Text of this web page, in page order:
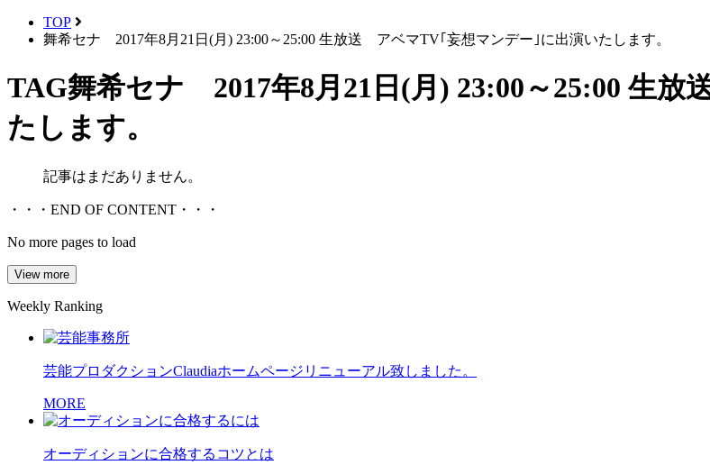
TOP
舞希セナ 2017年8月21日(月) 23:00～25:00 生放送 アベマTV｢妄想マンデー｣に出演いたします。
TAG舞希セナ 2017年8月21日(月) 23:00～25:00 生
たします。
記事はまだありません。
・・・END OF CONTENT・・・
No more pages to load
View more
Weekly Ranking
芸能プロダクションClaudiaホームページリニューアル致しました。
MORE
オーディションに合格するコツとは